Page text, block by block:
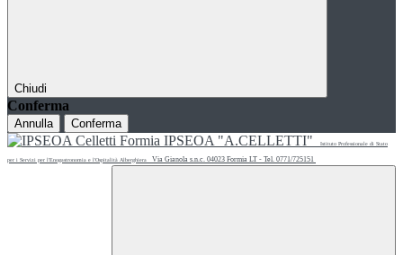
Chiudi
Conferma
Annulla Conferma
IPSEOA "A.CELLETTI" Istituto Professionale di Stato
per i Servizi per l'Enogastronomia e l'Ospitalità Alberghiera Via Gianola s.n.c. 04023 Formia LT - Tel. 0771/725151